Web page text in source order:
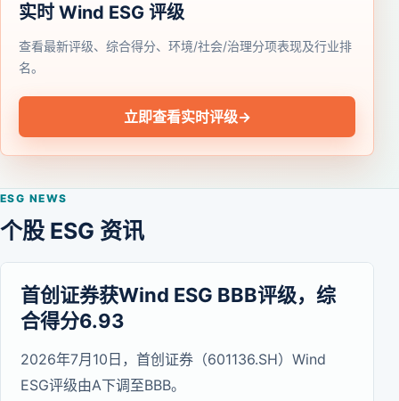
实时 Wind ESG 评级
查看最新评级、综合得分、环境/社会/治理分项表现及行业排
名。
立即查看实时评级→
ESG NEWS
个股 ESG 资讯
首创证券获Wind ESG BBB评级，综
合得分6.93
2026年7月10日，首创证券（601136.SH）Wind
ESG评级由A下调至BBB。